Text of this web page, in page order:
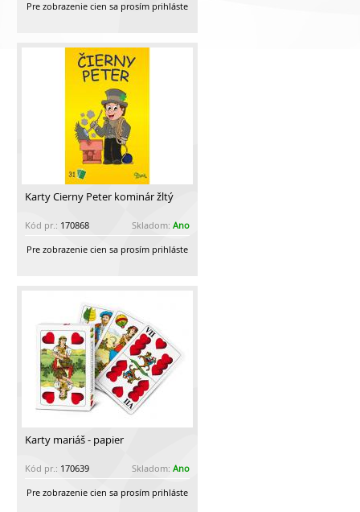
Pre zobrazenie cien sa prosím prihláste
Karty Čierny Peter kominár žltý
Kód pr.: 170868 Skladom: Ano
Pre zobrazenie cien sa prosím prihláste
Karty mariáš - papier
Kód pr.: 170639 Skladom: Ano
Pre zobrazenie cien sa prosím prihláste